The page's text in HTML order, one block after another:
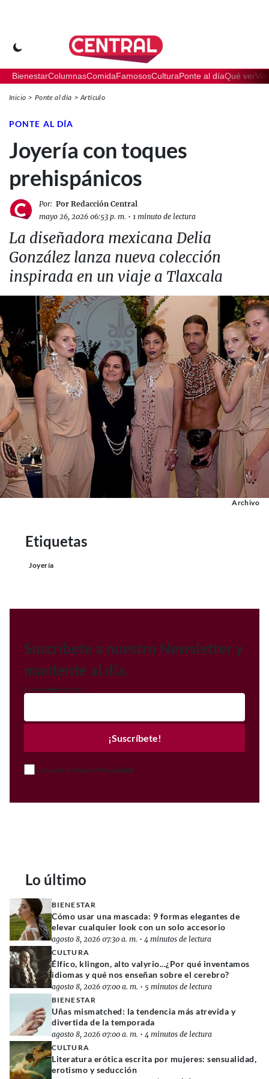
BienestarColumnasComidaFamososCulturaPonte al díaQué ver
Inicio Ponte al día Artículo
PONTE AL DÍA
Joyería con toques
prehispánicos
Por: Por Redacción Central
mayo 26, 2026 06:53 p. m. • 1 minuto de lectura
La diseñadora mexicana Delia
González lanza nueva colección
inspirada en un viaje a Tlaxcala
Archivo
Etiquetas
Joyería
Suscríbete a nuestro Newsletter y
mantente al día.
Correo electrónico
¡Suscríbete!
Acepto el Aviso de Privacidad
Lo último
BIENESTAR
Cómo usar una mascada: 9 formas elegantes de
elevar cualquier look con un solo accesorio
agosto 8, 2026 07:30 a. m. • 4 minutos de lectura
CULTURA
Élfico, klingon, alto valyrio...¿Por qué inventamos
idiomas y qué nos enseñan sobre el cerebro?
agosto 8, 2026 07:00 a. m. • 5 minutos de lectura
BIENESTAR
Uñas mismatched: la tendencia más atrevida y
divertida de la temporada
agosto 8, 2026 07:00 a. m. • 4 minutos de lectura
CULTURA
Literatura erótica escrita por mujeres: sensualidad,
erotismo y seducción